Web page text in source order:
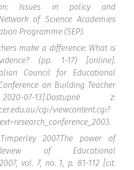
Issues in policy and
of Science Academies
Programme (SEP).
make a difference: What is
(pp. 1-17) [online].
Council for Educational
on Building Teacher
07-13].Dostupné z:
cgi/viewcontent.cgi?
2007.The power of
of Educational
vol. 7, no. 1, p. 81-112 [cit.